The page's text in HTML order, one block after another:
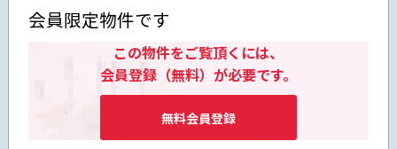
会員限定物件です
この物件をご覧頂くには、
会員登録（無料）が必要です。
無料会員登録